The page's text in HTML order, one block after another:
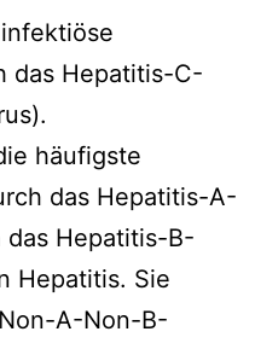
das Hepatitis-C-
häufigste
das Hepatitis-A-
das Hepatitis-B-
Hepatitis. Sie
A-Non-B-